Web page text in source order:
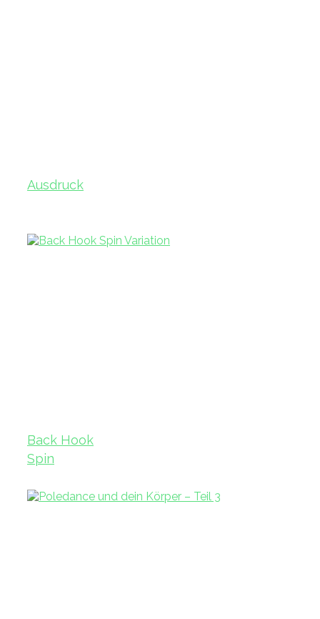
Ausdruck
Back Hook
Spin